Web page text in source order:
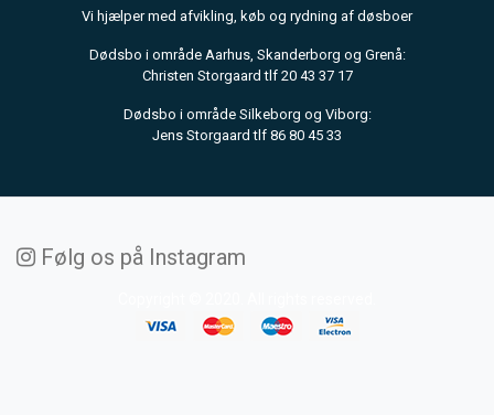
Vi hjælper med afvikling, køb og rydning af døsboer
Dødsbo i område Aarhus, Skanderborg og Grenå:
Christen Storgaard tlf 20 43 37 17
Dødsbo i område Silkeborg og Viborg:
Jens Storgaard tlf 86 80 45 33
Følg os på Instagram